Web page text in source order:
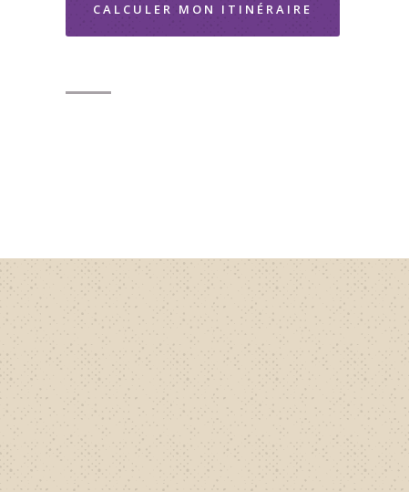
CALCULER MON ITINÉRAIRE